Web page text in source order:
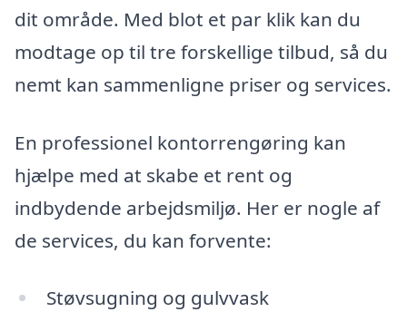
dit område. Med blot et par klik kan du
modtage op til tre forskellige tilbud, så du
nemt kan sammenligne priser og services.
En professionel kontorrengøring kan
hjælpe med at skabe et rent og
indbydende arbejdsmiljø. Her er nogle af
de services, du kan forvente:
Støvsugning og gulvvask